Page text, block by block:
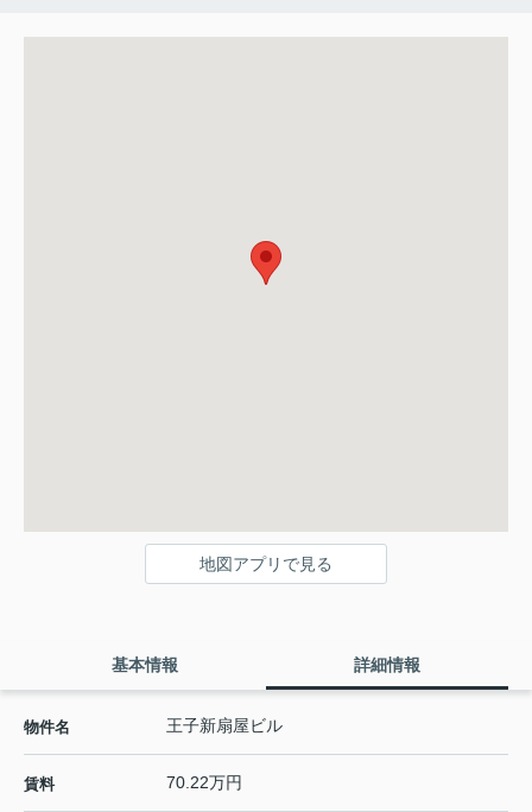
地図アプリで見る
基本情報 詳細情報
物件名 王子新扇屋ビル
賃料 70.22万円